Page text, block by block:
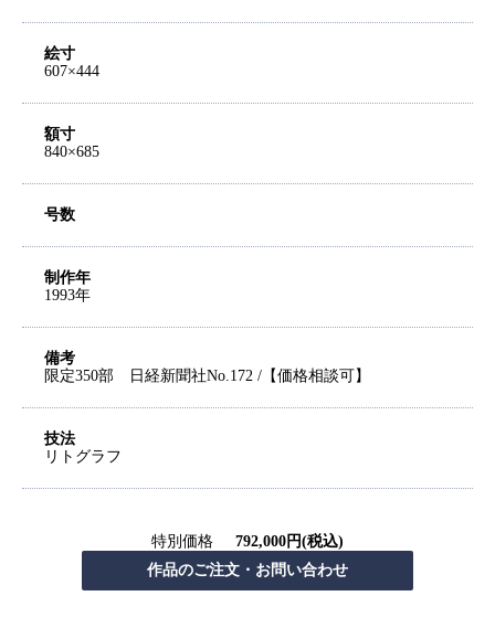
絵寸
607×444
額寸
840×685
号数
制作年
1993年
備考
限定350部 日経新聞社No.172 /【価格相談可】
技法
リトグラフ
特別価格 792,000円(税込)